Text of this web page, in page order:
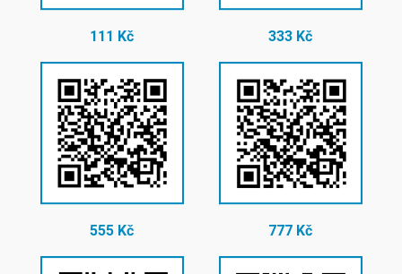
111 Kč 333 Kč
555 Kč 777 Kč